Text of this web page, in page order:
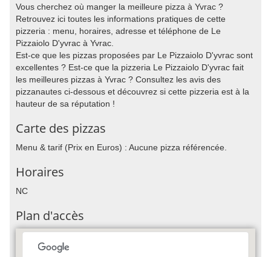
Vous cherchez où manger la meilleure pizza à Yvrac ?
Retrouvez ici toutes les informations pratiques de cette
pizzeria : menu, horaires, adresse et téléphone de Le
Pizzaiolo D'yvrac à Yvrac.
Est-ce que les pizzas proposées par Le Pizzaiolo D'yvrac sont
excellentes ? Est-ce que la pizzeria Le Pizzaiolo D'yvrac fait
les meilleures pizzas à Yvrac ? Consultez les avis des
pizzanautes ci-dessous et découvrez si cette pizzeria est à la
hauteur de sa réputation !
Carte des pizzas
Menu & tarif (Prix en Euros) : Aucune pizza référencée.
Horaires
NC
Plan d'accès